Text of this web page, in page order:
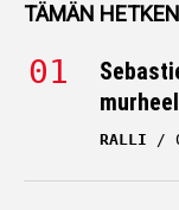
TÄMÄN
RALLI